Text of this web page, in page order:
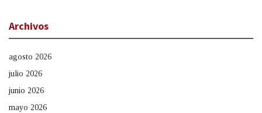
Archivos
agosto 2026
julio 2026
junio 2026
mayo 2026